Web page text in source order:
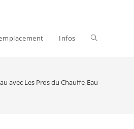
Infos Toggle
avec Les Pros du Chauffe-Eau